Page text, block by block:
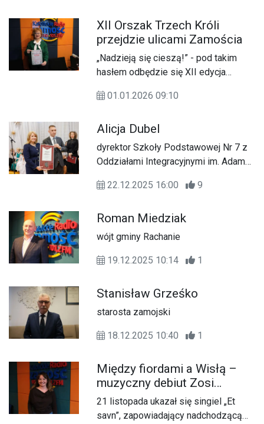
XII Orszak Trzech Króli
przejdzie ulicami Zamościa
„Nadzieją się cieszą!” - pod takim
hasłem odbędzie się XII edycja
przejdzie ulicami Zamościa.
01.01.2026 09:10
Alicja Dubel
dyrektor Szkoły Podstawowej Nr 7 z
Oddziałami Integracyjnymi im. Adama
22.12.2025 16:00
9
Roman Miedziak
wójt gminy Rachanie
19.12.2025 10:14 1
Stanisław Grześko
starosta zamojski
18.12.2025 10:40 1
Między fiordami a Wisłą –
muzyczny debiut Zosi
Neckar
21 listopada ukazał się singiel „Et
savn”, zapowiadający nadchodzącą